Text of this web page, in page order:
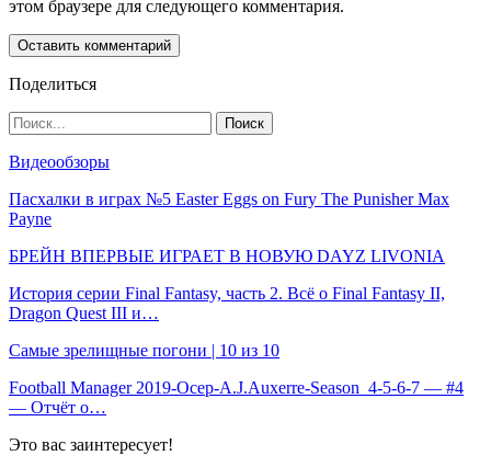
этом браузере для следующего комментария.
Поделиться
Видеообзоры
Пасхалки в играх №5 Easter Eggs on Fury The Punisher Max
Payne
БРЕЙН ВПЕРВЫЕ ИГРАЕТ В НОВУЮ DAYZ LIVONIA
История серии Final Fantasy, часть 2. Всё о Final Fantasy II,
Dragon Quest III и…
Самые зрелищные погони | 10 из 10
Football Manager 2019-Осер-A.J.Auxerre-Season_4-5-6-7 — #4
— Отчёт о…
Это вас заинтересует!